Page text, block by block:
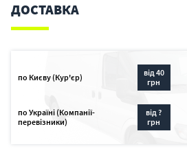
ДОСТАВКА
по Києву (Кур'єр)
від 40
грн
по Україні (Компанії-
перевізники)
від ?
грн